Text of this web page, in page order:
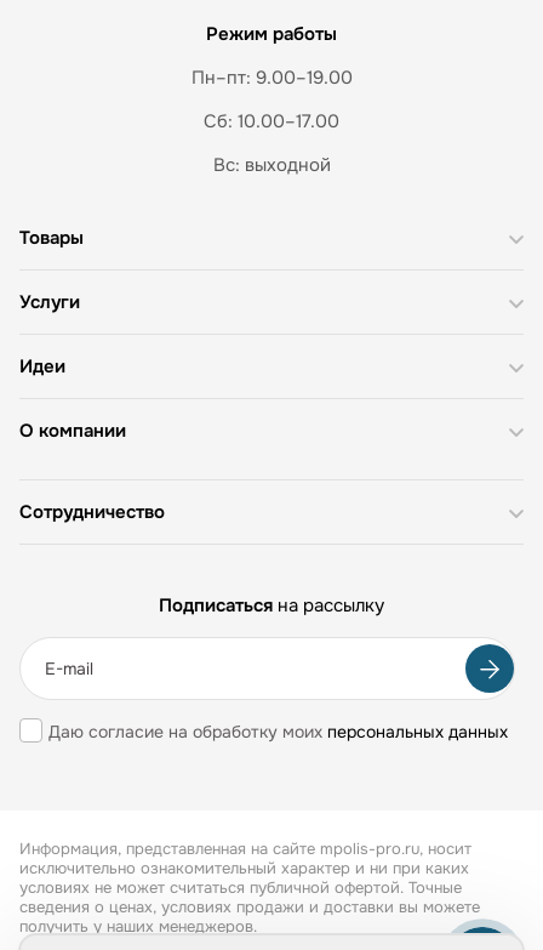
Режим работы
Пн–пт: 9.00–19.00
Сб: 10.00–17.00
Вс: выходной
О компании
Товары
Услуги
Идеи
Сотрудничество
Подписаться на рассылку
Даю согласие на обработку моих персональных данных
Информация, представленная на сайте mpolis-pro.ru, носит
исключительно ознакомительный характер и ни при каких
условиях не может считаться публичной офертой. Точные
сведения о ценах, условиях продажи и доставки вы можете
получить у наших менеджеров.